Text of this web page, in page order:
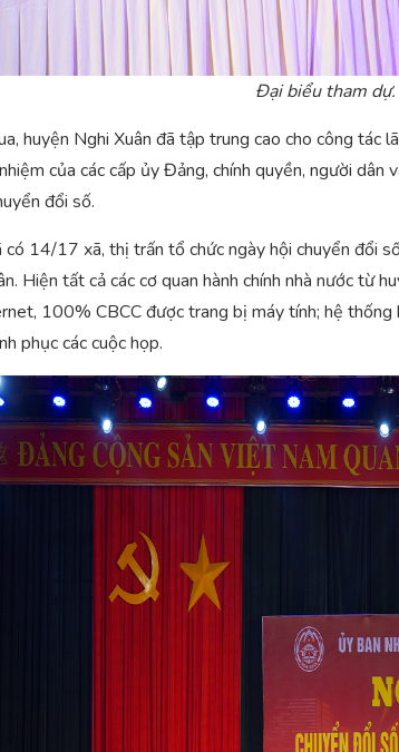
Đại biểu tham dự.
huyện Nghi Xuân đã tập trung cao cho công tác
của các cấp ủy Đảng, chính quyền, người
đổi số.
14/17 xã, thị trấn tổ chức ngày hội chuyển đổi
Hiện tất cả các cơ quan hành chính nhà nước từ
100% CBCC được trang bị máy tính; hệ
phục các cuộc họp.